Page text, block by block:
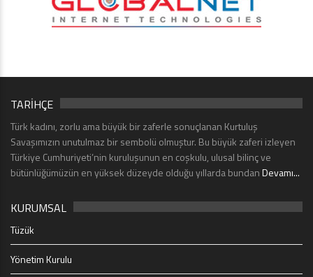
TARİHÇE
Türk kadını, zorlu ama büyük bir zaferle sonuçlanan Kurtuluş
Savaşımızın unutulmaz bir sembolü olmuştur. Bu büyük zaferi izleyen
Türkiye Cumhuriyeti’nin kuruluşunun en coşkulu, ulusal bilinç ve
bütünlüğümüzün en yüksek düzeyde olduğu yıllarda bundanDevamı...
KURUMSAL
Tüzük
Yönetim Kurulu